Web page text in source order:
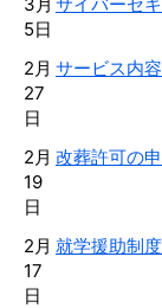
5日
2月
27
日
サービス内容
2月
19
日
改葬許可の
2月
17
日
就学援助制度